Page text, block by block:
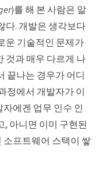
)를 해 본 사람은 알
다. 개발은 생각보다
운 기술적인 문제가
것과 매우 다르게 나
끝나는 경우가 어디
정에서 개발자가 이
에겐 업무 인수 인
, 아니면 이미 구현된
소프트웨어 스택이 쌓